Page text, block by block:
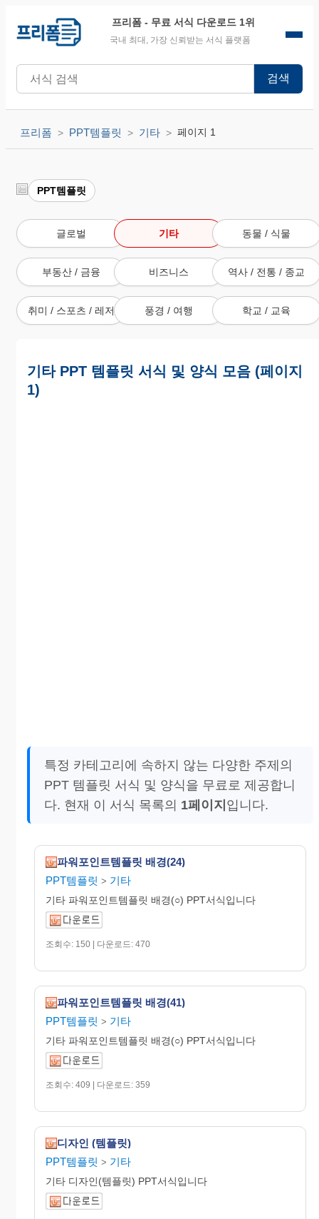
프리폼 - 무료 서식 다운로드 1위
국내 최대, 가장 신뢰받는 서식 플랫폼
검색
프리폼 PPT템플릿 기타 페이지 1
PPT템플릿
글로벌 기타 동물 / 식물
부동산 / 금융 비즈니스 역사 / 전통 / 종교
취미 / 스포츠 / 레저 풍경 / 여행 학교 / 교육
기타 PPT 템플릿 서식 및 양식 모음 (페이지
1)
특정 카테고리에 속하지 않는 다양한 주제의
PPT 템플릿 서식 및 양식을 무료로 제공합니
다. 현재 이 서식 목록의 1페이지 입니다.
파워포인트템플릿 배경(24)
PPT템플릿 > 기타
기타 파워포인트템플릿 배경(○) PPT서식입니다
조회수: 150 | 다운로드: 470
파워포인트템플릿 배경(41)
PPT템플릿 > 기타
기타 파워포인트템플릿 배경(○) PPT서식입니다
조회수: 409 | 다운로드: 359
디자인 (템플릿)
PPT템플릿 > 기타
기타 디자인(템플릿) PPT서식입니다